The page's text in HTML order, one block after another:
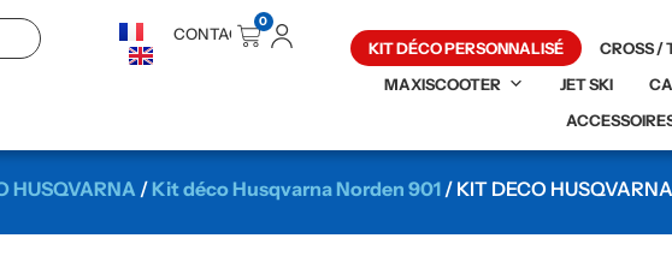
CONTACT
0
KIT DÉCO PERSONNALISÉ CROSS /
MAXISCOOTER
JET SKI
HUSQVARNA / Kit déco Husqvarna Norden 901/ KIT DECO